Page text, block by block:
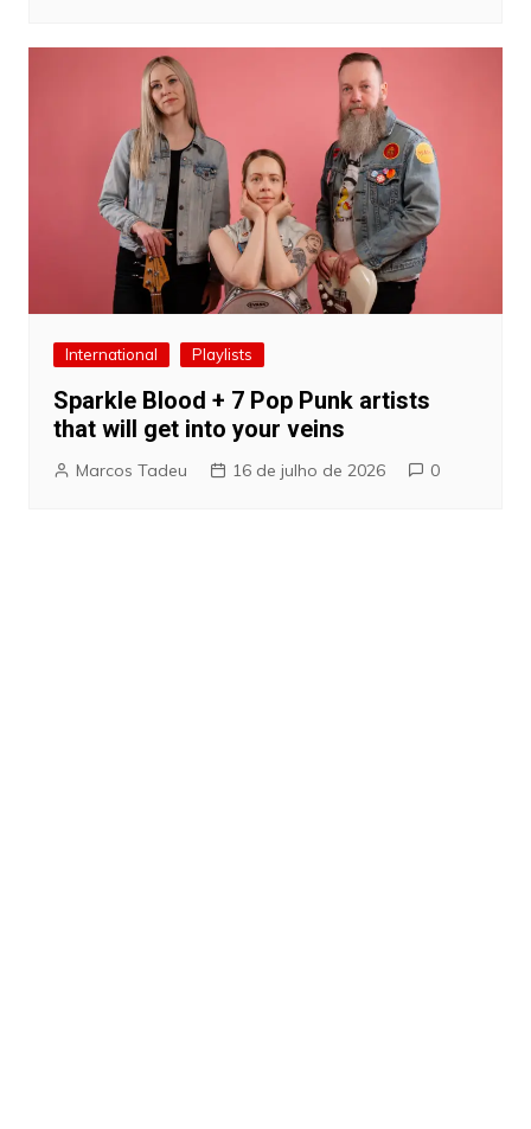
International Playlists
Sparkle Blood + 7 Pop Punk artists
that will get into your veins
Marcos Tadeu 16 de julho de 2026 0